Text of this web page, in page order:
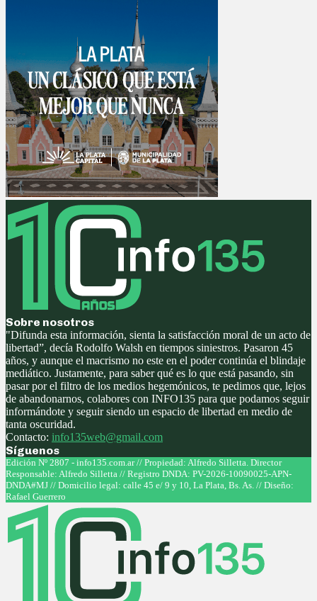
Sobre nosotros
"Difunda esta información, sienta la satisfacción moral de un acto de
libertad”, decía Rodolfo Walsh en tiempos siniestros. Pasaron 45
años, y aunque el macrismo no este en el poder continúa el blindaje
mediático. Justamente, para saber qué es lo que está pasando, sin
pasar por el filtro de los medios hegemónicos, te pedimos que, lejos
de abandonarnos, colabores con INFO135 para que podamos seguir
informándote y seguir siendo un espacio de libertad en medio de
tanta oscuridad.
Contacto: info135web@gmail.com
Síguenos
Facebook
Twitter
Instagram
Youtube
Edición Nº 2807 - info135.com.ar // Propiedad: Alfredo Silletta. Director
Responsable: Alfredo Silletta // Registro DNDA: PV-2026-10090025-APN-
DNDA#MJ // Domicilio legal: calle 45 e/ 9 y 10, La Plata, Bs. As. // Diseño:
Rafael Guerrero